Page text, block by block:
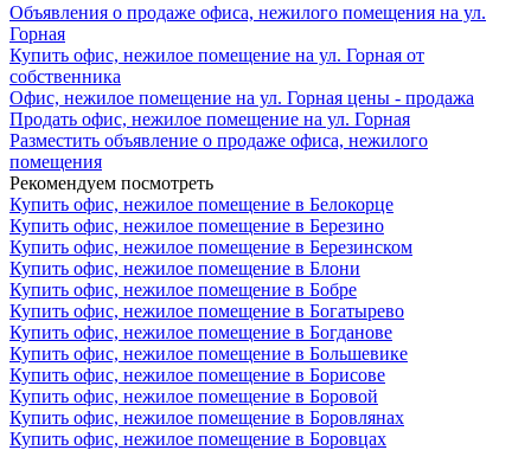
Объявления о продаже офиса, нежилого помещения на ул.
Горная
Купить офис, нежилое помещение на ул. Горная от
собственника
Офис, нежилое помещение на ул. Горная цены - продажа
Продать офис, нежилое помещение на ул. Горная
Разместить объявление о продаже офиса, нежилого
помещения
Рекомендуем посмотреть
Купить офис, нежилое помещение в Белокорце
Купить офис, нежилое помещение в Березино
Купить офис, нежилое помещение в Березинском
Купить офис, нежилое помещение в Блони
Купить офис, нежилое помещение в Бобре
Купить офис, нежилое помещение в Богатырево
Купить офис, нежилое помещение в Богданове
Купить офис, нежилое помещение в Большевике
Купить офис, нежилое помещение в Борисове
Купить офис, нежилое помещение в Боровой
Купить офис, нежилое помещение в Боровлянах
Купить офис, нежилое помещение в Боровцах